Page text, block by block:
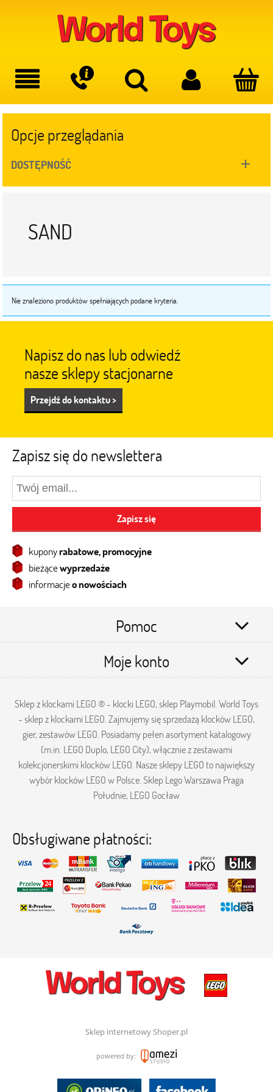
Opcje przeglądania
DOSTĘPNOŚĆ
SAND
Nie znaleziono produktów spełniających podane kryteria.
Napisz do nas lub odwiedź
nasze sklepy stacjonarne
Przejdź do kontaktu >
Zapisz się do newslettera
Zapisz się
kuponyrabatowe, promocyjne
bieżącewyprzedaże
informacjeo nowościach
Pomoc
Moje konto
Sklep z klockami LEGO ® - klocki LEGO, sklep Playmobil. World Toys
- sklep z klockami LEGO. Zajmujemy się sprzedażą klocków LEGO,
gier, zestawów LEGO. Posiadamy pełen asortyment katalogowy
(m.in. LEGO Duplo, LEGO City), włącznie z zestawami
kolekcjonerskimi klocków LEGO. Nasze sklepy LEGO to największy
wybór klocków LEGO w Polsce. Sklep Lego Warszawa Praga
Południe, LEGO Gocław
Obsługiwane płatności:
Sklep internetowy Shoper.pl
powered by: